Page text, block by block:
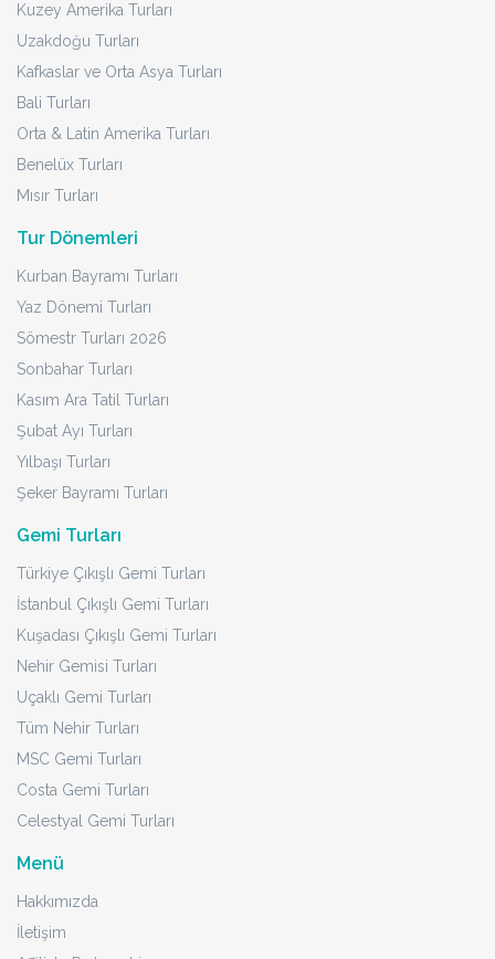
Kuzey Amerika Turları
Uzakdoğu Turları
Kafkaslar ve Orta Asya Turları
Bali Turları
Orta & Latin Amerika Turları
Benelüx Turları
Mısır Turları
Tur Dönemleri
Kurban Bayramı Turları
Yaz Dönemi Turları
Sömestr Turları 2026
Sonbahar Turları
Kasım Ara Tatil Turları
Şubat Ayı Turları
Yılbaşı Turları
Şeker Bayramı Turları
Gemi Turları
Türkiye Çıkışlı Gemi Turları
İstanbul Çıkışlı Gemi Turları
Kuşadası Çıkışlı Gemi Turları
Nehir Gemisi Turları
Uçaklı Gemi Turları
Tüm Nehir Turları
MSC Gemi Turları
Costa Gemi Turları
Celestyal Gemi Turları
Menü
Hakkımızda
İletişim